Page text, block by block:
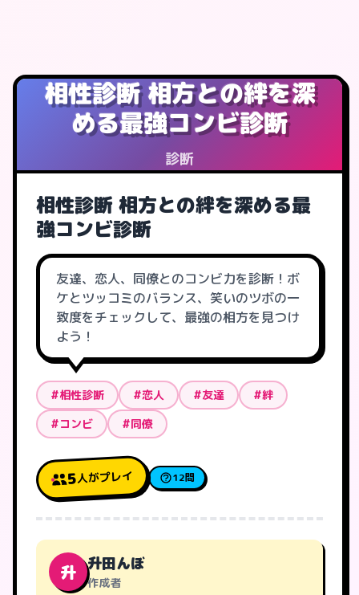
相性診断 相方との絆を深
める最強コンビ診断
診断
相性診断 相方との絆を深める最
強コンビ診断
友達、恋人、同僚とのコンビ力を診断！ボ
ケとツッコミのバランス、笑いのツボの一
致度をチェックして、最強の相方を見つけ
よう！
#相性診断 #恋人 #友達
#絆
#コンビ
#同僚
5人がプレイ 12問
升 升田んぼ
作成者